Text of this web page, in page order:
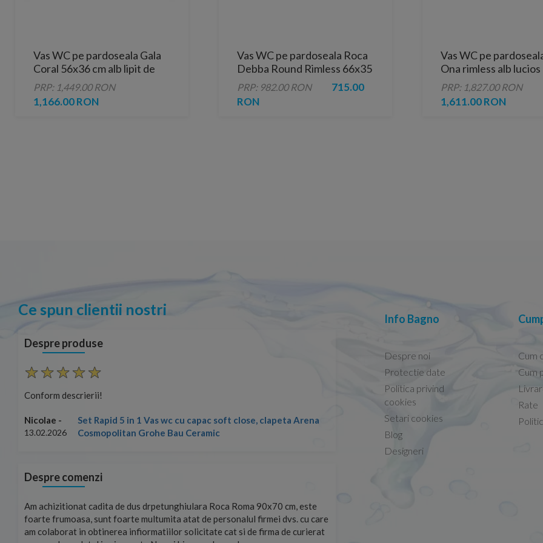
Vas WC pe pardoseala Gala
Coral 56x36 cm alb lipit de
perete
PRP: 1,449.00 RON
1,166.00 RON
Vas WC pe pardoseala Roca
Debba Round Rimless 66x35
cm cu dubla evacuare
PRP: 982.00 RON
715.00
RON
Vas WC pe
Ona rimless alb lucios
Supraglaze 60x37 cm
perete
PRP: 1,827.00 RON
1,611.00 RON
Ce spun clientii nostri
Despre produse
Conform descrierii!
Nicolae -
13.02.2026
Set Rapid 5 in 1 Vas wc cu capac soft close, clapeta Arena
Cosmopolitan Grohe Bau Ceramic
Conform descrierii!
13.02.2026
Despre comenzi
Am achizitionat cadita de dus drpetunghiulara Roca Roma 90x70 cm, este
foarte frumoasa, sunt foarte multumita atat de personalul firmei dvs. cu care
am colaborat in obtinerea infiormatiilor solicitate cat si de firma de curierat
Info Bagno
Despre noi
Protectie date
Politica privind
cookies
Setari cookies
Blog
Designeri
Cum
Cum
Rate